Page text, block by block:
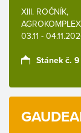
XIII. ROČNÍK,
03.11 -
Stánek č. 9